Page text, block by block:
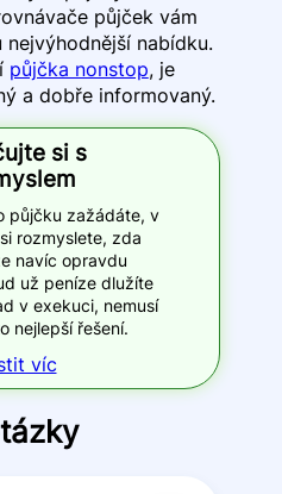
půjček vám
nabídku.
půjčka nonstop, je
a dobře informovaný.
si s
půjčku zažádáte, v
rozmyslete, zda
navíc opravdu
už peníze dlužíte
v exekuci, nemusí
nejlepší řešení.
víc